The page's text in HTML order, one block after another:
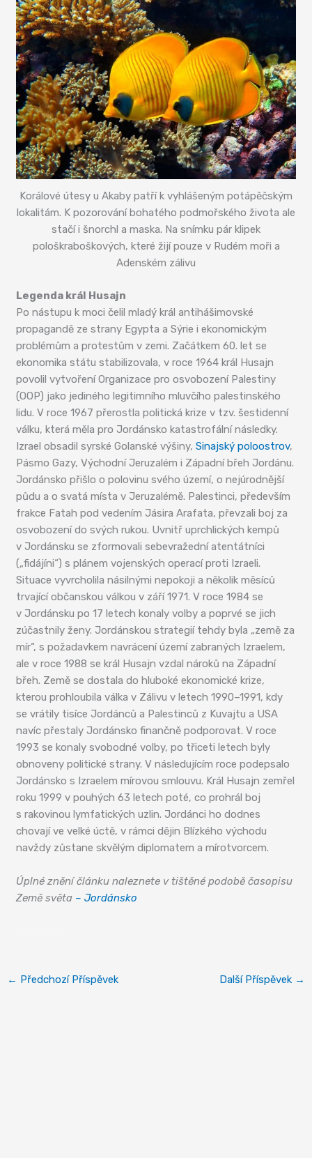
Korálové útesy u Akaby patří k vyhlášeným potápěčským
lokalitám. K pozorování bohatého podmořského života ale
stačí i šnorchl a maska. Na snímku pár klipek
pološkraboškových, které žijí pouze v Rudém moři a
Adenském zálivu
Legenda král Husajn
Po nástupu k moci čelil mladý král antihášimovské
propagandě ze strany Egypta a Sýrie i ekonomickým
problémům a protestům v zemi. Začátkem 60. let se
ekonomika státu stabilizovala, v roce 1964 král Husajn
povolil vytvoření Organizace pro osvobození Palestiny
(OOP) jako jediného legitimního mluvčího palestinského
lidu. V roce 1967 přerostla politická krize v tzv. šestidenní
válku, která měla pro Jordánsko katastrofální následky.
Izrael obsadil syrské Golanské výšiny,Sinajský poloostrov,
Pásmo Gazy, Východní Jeruzalém i Západní břeh Jordánu.
Jordánsko přišlo o polovinu svého území, o nejúrodnější
půdu a o svatá místa v Jeruzalémě. Palestinci, především
frakce Fatah pod vedením Jásira Arafata, převzali boj za
osvobození do svých rukou. Uvnitř uprchlických kempů
v Jordánsku se zformovali sebevražední atentátníci
(„fidájíni“) s plánem vojenských operací proti Izraeli.
Situace vyvrcholila násilnými nepokoji a několik měsíců
trvající občanskou válkou v září 1971. V roce 1984 se
v Jordánsku po 17 letech konaly volby a poprvé se jich
zúčastnily ženy. Jordánskou strategií tehdy byla „země za
mír“, s požadavkem navrácení území zabraných Izraelem,
ale v roce 1988 se král Husajn vzdal nároků na Západní
břeh. Země se dostala do hluboké ekonomické krize,
kterou prohloubila válka v Zálivu v letech 1990–1991, kdy
se vrátily tisíce Jordánců a Palestinců z Kuvajtu a USA
navíc přestaly Jordánsko finančně podporovat. V roce
1993 se konaly svobodné volby, po třiceti letech byly
obnoveny politické strany. V následujícím roce podepsalo
Jordánsko s Izraelem mírovou smlouvu. Král Husajn zemřel
roku 1999 v pouhých 63 letech poté, co prohrál boj
s rakovinou lymfatických uzlin. Jordánci ho dodnes
chovají ve velké úctě, v rámci dějin Blízkého východu
navždy zůstane skvělým diplomatem a mírotvorcem.
Úplné znění článku naleznete v tištěné podobě časopisu
Země světa – Jordánsko
← Předchozí Příspěvek Další Příspěvek →